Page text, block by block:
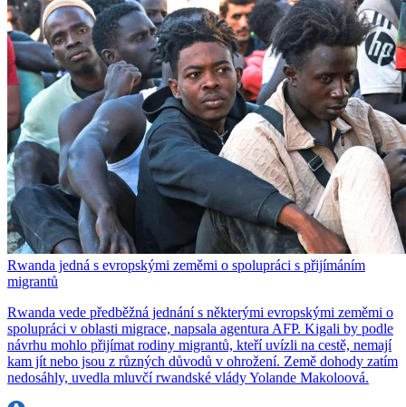
Rwanda jedná s evropskými zeměmi o spolupráci s přijímáním
migrantů
Rwanda vede předběžná jednání s některými evropskými zeměmi o
spolupráci v oblasti migrace, napsala agentura AFP. Kigali by podle
návrhu mohlo přijímat rodiny migrantů, kteří uvízli na cestě, nemají
kam jít nebo jsou z různých důvodů v ohrožení. Země dohody zatím
nedosáhly, uvedla mluvčí rwandské vlády Yolande Makoloová.